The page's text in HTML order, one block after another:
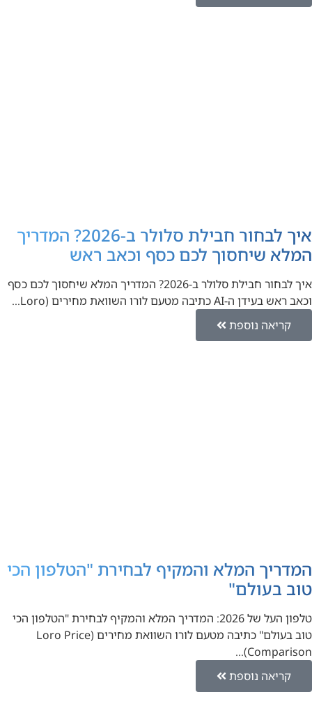
איך לבחור חבילת סלולר ב-2026? המדריך
המלא שיחסוך לכם כסף וכאב ראש
איך לבחור חבילת סלולר ב-2026? המדריך המלא שיחסוך לכם כסף
וכאב ראש בעידן ה-AI כתיבה מטעם לורו השוואת מחירים (Loro…
קריאה נוספת
המדריך המלא והמקיף לבחירת "הטלפון הכי
טוב בעולם"
טלפון העל של 2026: המדריך המלא והמקיף לבחירת "הטלפון הכי
טוב בעולם" כתיבה מטעם לורו השוואת מחירים (Loro Price
Comparison)…
קריאה נוספת